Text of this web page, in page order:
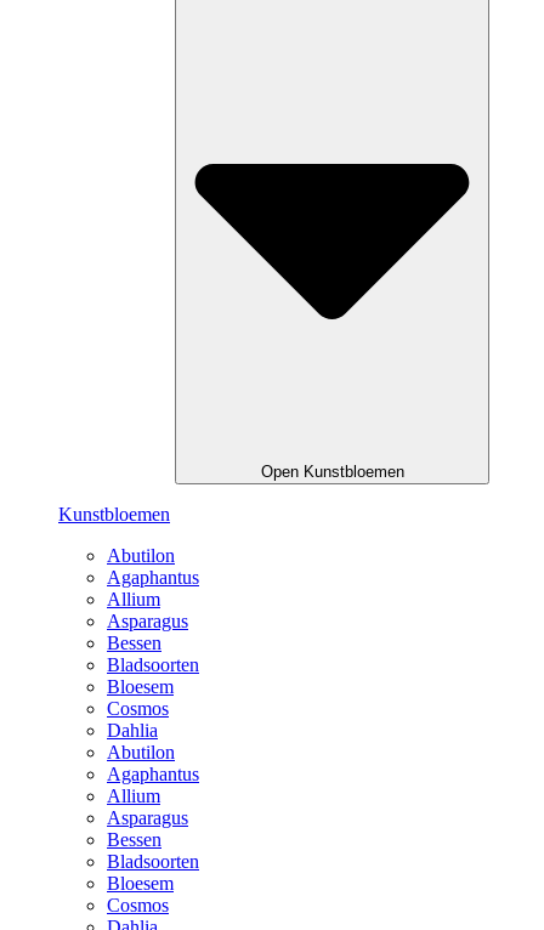
Open Kunstbloemen
Kunstbloemen
Abutilon
Agaphantus
Allium
Asparagus
Bessen
Bladsoorten
Bloesem
Cosmos
Dahlia
Abutilon
Agaphantus
Allium
Asparagus
Bessen
Bladsoorten
Bloesem
Cosmos